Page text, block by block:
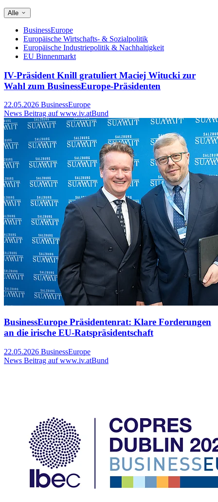
Alle
BusinessEurope
Europäische Wirtschafts- & Sozialpolitik
Europäische Industriepolitik & Nachhaltigkeit
EU Binnenmarkt
IV-Präsident Knill gratuliert Maciej Witucki zur
Wahl zum BusinessEurope-Präsidenten
22.05.2026 BusinessEurope
News Beitrag auf www.iv.atBund
BusinessEurope Präsidentenrat: Klare Forderungen
an die irische EU-Ratspräsidentschaft
22.05.2026 BusinessEurope
News Beitrag auf www.iv.atBund